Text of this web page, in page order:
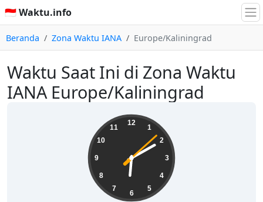
🇮🇩 Waktu.info
Beranda Zona Waktu IANA Europe/Kaliningrad
Waktu Saat Ini di Zona Waktu
IANA Europe/Kaliningrad
12
1
2
3
4
5
6
7
8
9
10
11